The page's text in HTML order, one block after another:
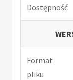
Dostępność
Format
pliku